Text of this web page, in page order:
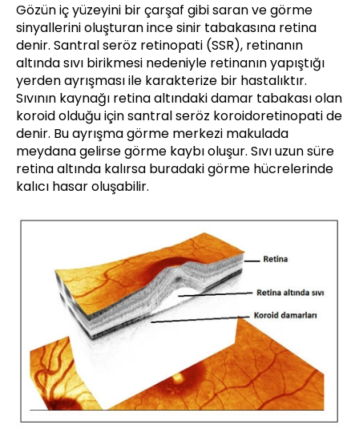
Gözün iç yüzeyini bir çarşaf gibi saran ve görme
sinyallerini oluşturan ince sinir tabakasına retina
denir. Santral seröz retinopati (SSR), retinanın
altında sıvı birikmesi nedeniyle retinanın yapıştığı
yerden ayrışması ile karakterize bir hastalıktır.
Sıvının kaynağı retina altındaki damar tabakası olan
koroid olduğu için santral seröz koroidoretinopati de
denir. Bu ayrışma görme merkezi makulada
meydana gelirse görme kaybı oluşur. Sıvı uzun süre
retina altında kalırsa buradaki görme hücrelerinde
kalıcı hasar oluşabilir.